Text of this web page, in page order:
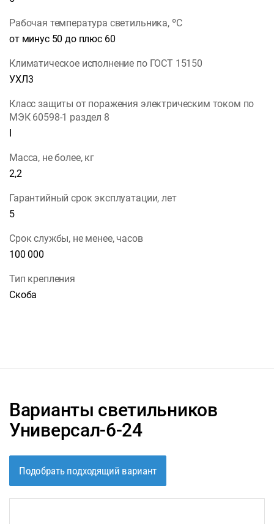
Рабочая температура светильника, ºС
от минус 50 до плюс 60
Климатическое исполнение по ГОСТ 15150
УХЛ3
Класс защиты от поражения электрическим током по
МЭК 60598-1 раздел 8
Масса, не более, кг
2,2
Гарантийный срок эксплуатации, лет
5
Срок службы, не менее, часов
100 000
Тип крепления
Скоба
Варианты светильников
Универсал-6-24
Подобрать подходящий вариант